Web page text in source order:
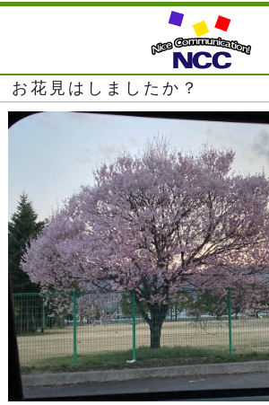
お花見はしましたか？